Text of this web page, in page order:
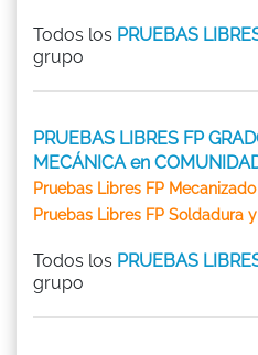
Todos los PRUEBAS
grupo
PRUEBAS LIBRES FP
MECÁNICA en
Pruebas Libres FP Mecanizado
Pruebas Libres FP Soldadura
Todos los PRUEBAS
grupo